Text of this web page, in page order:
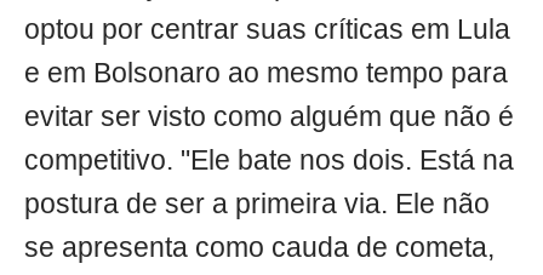
optou por centrar suas críticas em Lula
e em Bolsonaro ao mesmo tempo para
evitar ser visto como alguém que não é
competitivo. "Ele bate nos dois. Está na
postura de ser a primeira via. Ele não
se apresenta como cauda de cometa,